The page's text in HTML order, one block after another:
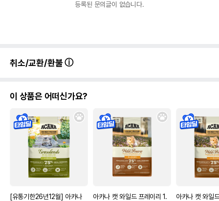
등록된 문의글이 없습니다.
취소/교환/환불
이 상품은 어떠신가요?
[유통기한26년12월] 아카나
아카나 캣 와일드 프레이리 1.
아카나 캣 와일